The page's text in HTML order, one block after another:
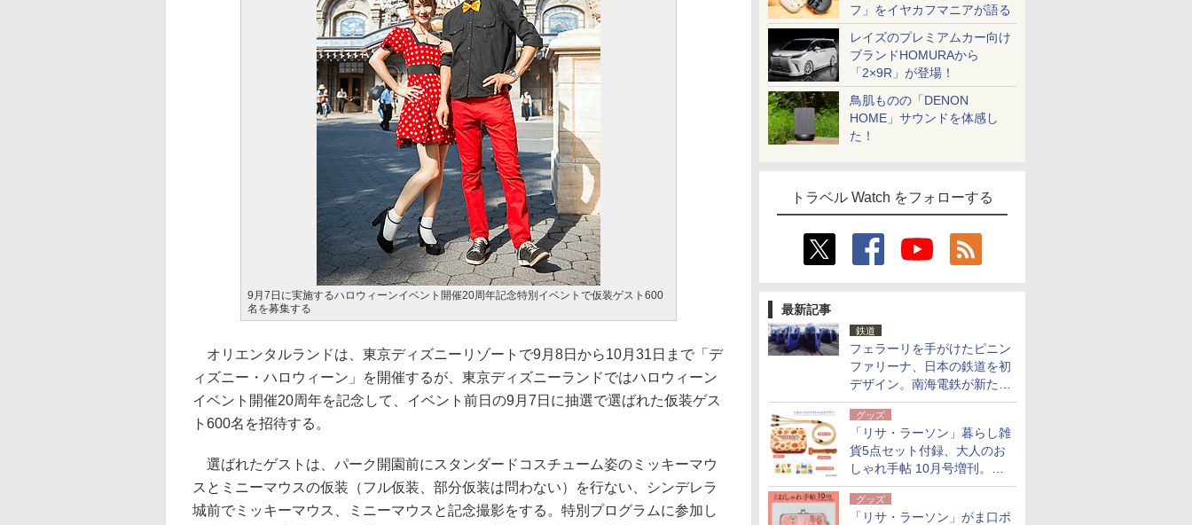
フ」をイヤカフマニアが語る
レイズのプレミアムカー向け
ブランドHOMURAから
「2×9R」が登場！
鳥肌ものの「DENON
HOME」サウンドを体感し
た！
トラベル Watch をフォローする
最新記事
鉄道
フェラーリを手がけたピニン
ファリーナ、日本の鉄道を初
デザイン。南海電鉄が新たな
「空港特急」をなにわ筋線へ
導入
グッズ
「リサ・ラーソン」暮らし雑
貨5点セット付録、大人のお
しゃれ手帖 10月号増刊。
USBケーブルや缶ケースなど
グッズ
「リサ・ラーソン」がま口ポ
9月7日に実施するハロウィーンイベント開催20周年記念特別イベントで仮装ゲスト600
名を募集する
オリエンタルランドは、東京ディズニーリゾートで9月8日から10月31日まで「デ
ィズニー・ハロウィーン」を開催するが、東京ディズニーランドではハロウィーン
イベント開催20周年を記念して、イベント前日の9月7日に抽選で選ばれた仮装ゲス
ト600名を招待する。
選ばれたゲストは、パーク開園前にスタンダードコスチューム姿のミッキーマウ
スとミニーマウスの仮装（フル仮装、部分仮装は問わない）を行ない、シンデレラ
城前でミッキーマウス、ミニーマウスと記念撮影をする。特別プログラムに参加し